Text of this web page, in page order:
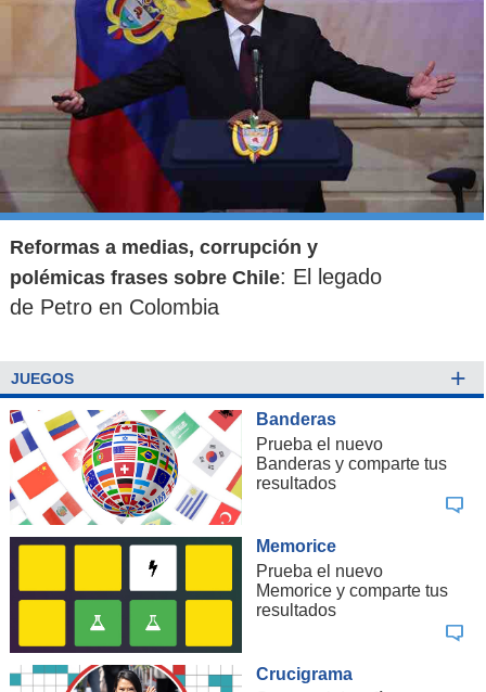
Reformas a medias, corrupción y
polémicas frases sobre Chile: El legado
de Petro en Colombia
JUEGOS +
Banderas
Prueba el nuevo
Banderas y comparte tus
resultados
Memorice
Prueba el nuevo
Memorice y comparte tus
resultados
Crucigrama